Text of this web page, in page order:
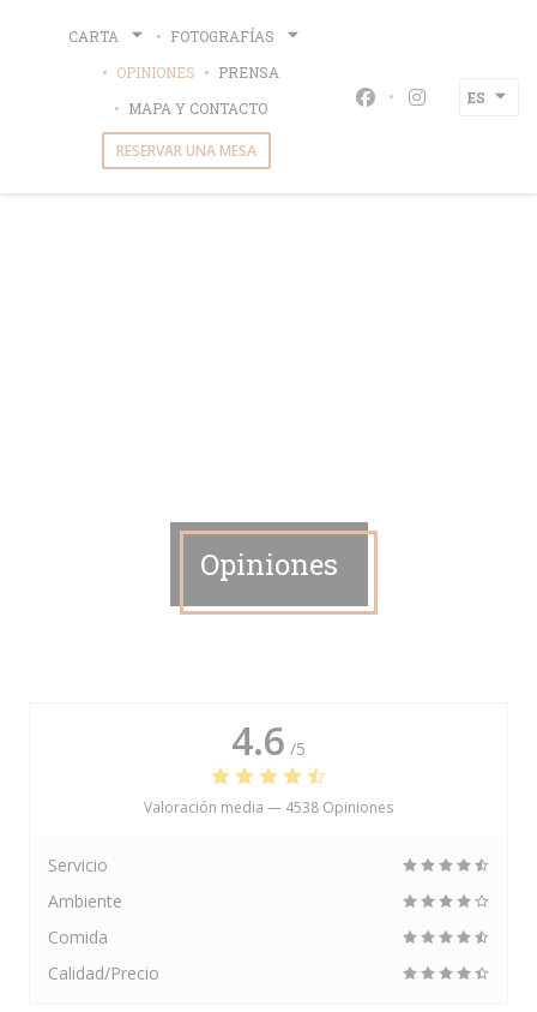
CARTA
FOTOGRAFÍAS
OPINIONES
PRENSA
MAPA Y CONTACTO
RESERVAR UNA MESA
Facebook ((abre
Instagram
ES
Opiniones
4.6 /5
Valoración media — 4538 Opiniones
Servicio
Ambiente
Comida
Calidad/Precio